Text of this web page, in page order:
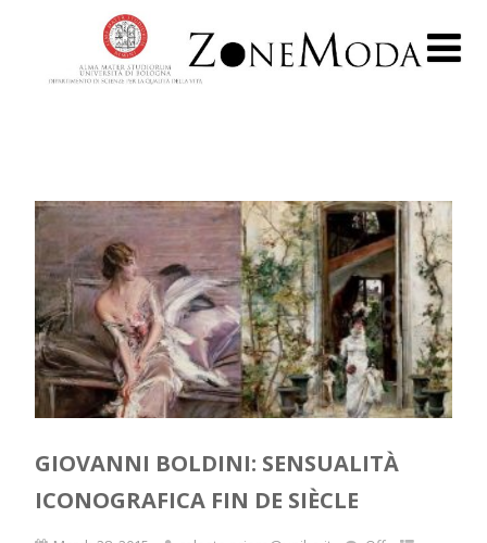
GIOVANNI BOLDINI: SENSUALITÀ
ICONOGRAFICA FIN DE SIÈCLE